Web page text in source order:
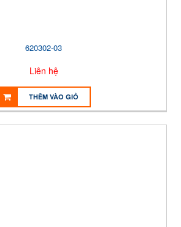
620302-03
Liên hệ
THÊM VÀO GIỎ